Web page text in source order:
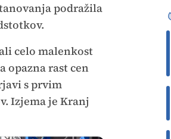
podražila
celo malenkost
opazna rast cen
s prvim
Izjema je Kranj